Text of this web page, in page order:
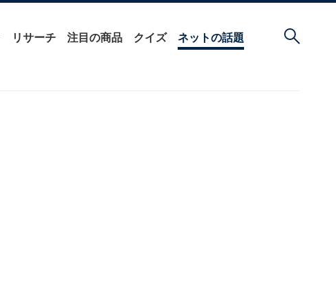
リサーチ 注目の商品 クイズ ネットの話題